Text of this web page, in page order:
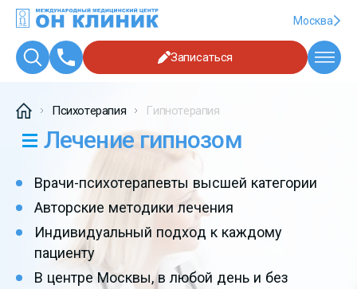
Москва
Записаться
Психотерапия Гипнотерапия
Лечение гипнозом
Врачи-психотерапевты высшей категории
Авторские методики лечения
Индивидуальный подход к каждому
пациенту
В центре Москвы, в любой день и без